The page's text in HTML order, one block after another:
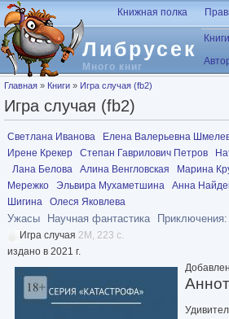
Перейти к основному содержанию
Либрусек
Много книг
Книжная полка
Вы здесь
Главная » Книги » Игра случая (fb2)
Игра случая (fb2)
Светлана Иванова Елена Валерьевна
Ирене Крекер
Степан Гаврилович Петров
Лана Белова
Алина Венгловская Марина
Мережко
Эльвира Мухаметшина Анна
Шигина
Олеся Яковлева
Ужасы Научная фантастика
Игра случая 2M, 223 с.
издано в 2021 г.